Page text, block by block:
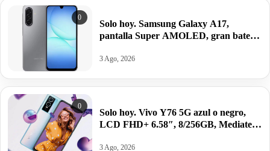
0
Solo hoy. Samsung Galaxy A17,
pantalla Super AMOLED, gran batería
antes 199,99€.
3 Ago, 2026
0
Solo hoy. Vivo Y76 5G azul o negro,
LCD FHD+ 6.58″, 8/256GB, Mediatek
92,90€.
3 Ago, 2026